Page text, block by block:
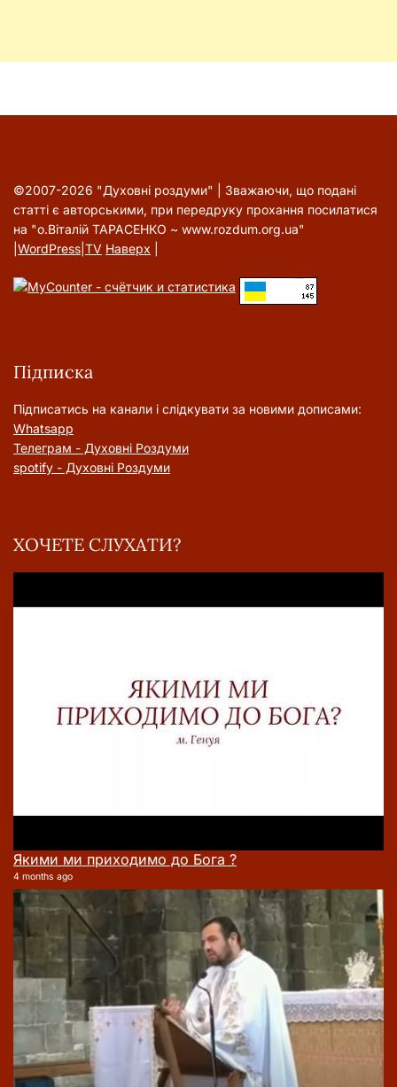
©2007-2026 "Духовні роздуми" | Зважаючи, що подані
статті є авторськими, при передруку прохання посилатися
на "о.Віталій ТАРАСЕНКО ~ www.rozdum.org.ua"
WordPress TV Наверх
Підписка
Підписатись на канали і слідкувати за новими дописами:
Whatsapp
Телеграм - Духовні Роздуми
spotify - Духовні Роздуми
ХОЧЕТЕ СЛУХАТИ?
Якими ми приходимо до Бога ?
4 months ago